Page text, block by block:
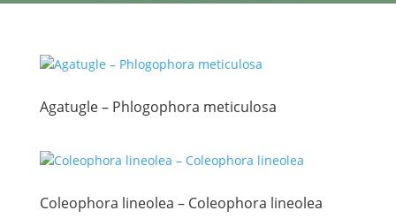
Agatugle – Phlogophora meticulosa
Coleophora lineolea – Coleophora lineolea